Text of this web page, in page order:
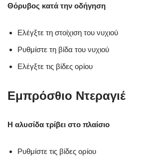
Θόρυβος κατά την οδήγηση
Ελέγξτε τη στοίχιση του νυχιού
Ρυθμίστε τη βίδα του νυχιού
Ελέγξτε τις βίδες ορίου
Εμπρόσθιο Ντεραγιέ
Η αλυσίδα τρίβει στο πλαίσιο
Ρυθμίστε τις βίδες ορίου